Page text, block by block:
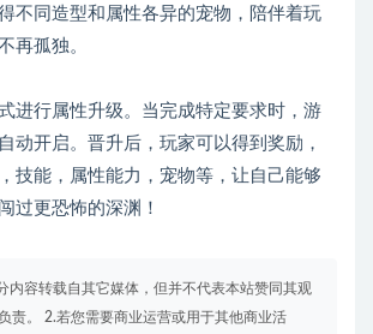
不同造型和属性各异的宠物，陪伴着玩
再孤独。
进行属性升级。当完成特定要求时，游
动开启。晋升后，玩家可以得到奖励，
技能，属性能力，宠物等，让自己能够
过更恐怖的深渊！
内容转载自其它媒体，但并不代表本站赞同其观
责。 2.若您需要商业运营或用于其他商业活